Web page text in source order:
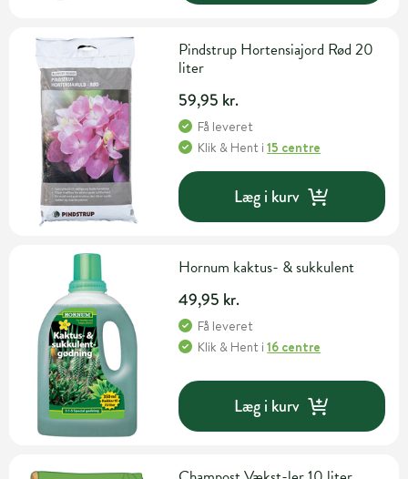
Pindstrup Hortensiajord Rød 20
liter
59,95 kr.
Få leveret
Klik & Hent i15 centre
Læg i kurv
Hornum kaktus- & sukkulent
49,95 kr.
Få leveret
Klik & Hent i16 centre
Læg i kurv